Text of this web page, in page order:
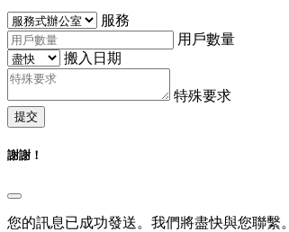
服務
用戶數量
搬入日期
特殊要求
提交
謝謝！
您的訊息已成功發送。我們將盡快與您聯繫。